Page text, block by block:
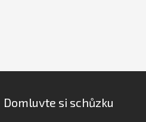
Domluvte si schůzku